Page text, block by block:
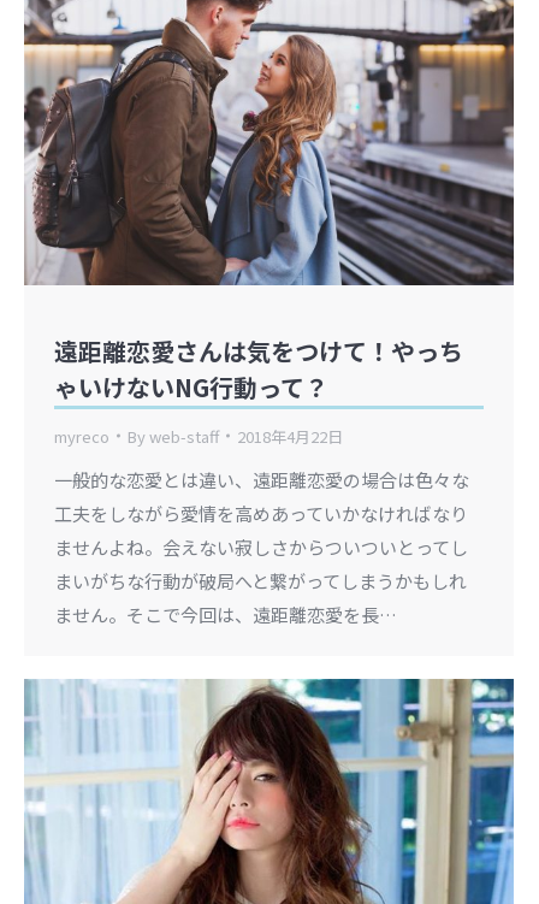
遠距離恋愛さんは気をつけて！やっち
ゃいけないNG行動って？
myreco Byweb-staff 2018年4月22日
一般的な恋愛とは違い、遠距離恋愛の場合は色々な
工夫をしながら愛情を高めあっていかなければなり
ませんよね。会えない寂しさからついついとってし
まいがちな行動が破局へと繋がってしまうかもしれ
ません。そこで今回は、遠距離恋愛を長…